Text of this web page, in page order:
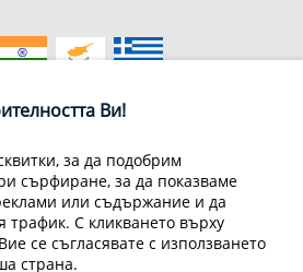
Условия за доставка
на информацията
Общи условия
данни
Често задавани въпроси
Ви!
за да подобрим
сърфиране, за да показваме
или съдържание и да
С кликването върху
се съгласявате с използването
страна.